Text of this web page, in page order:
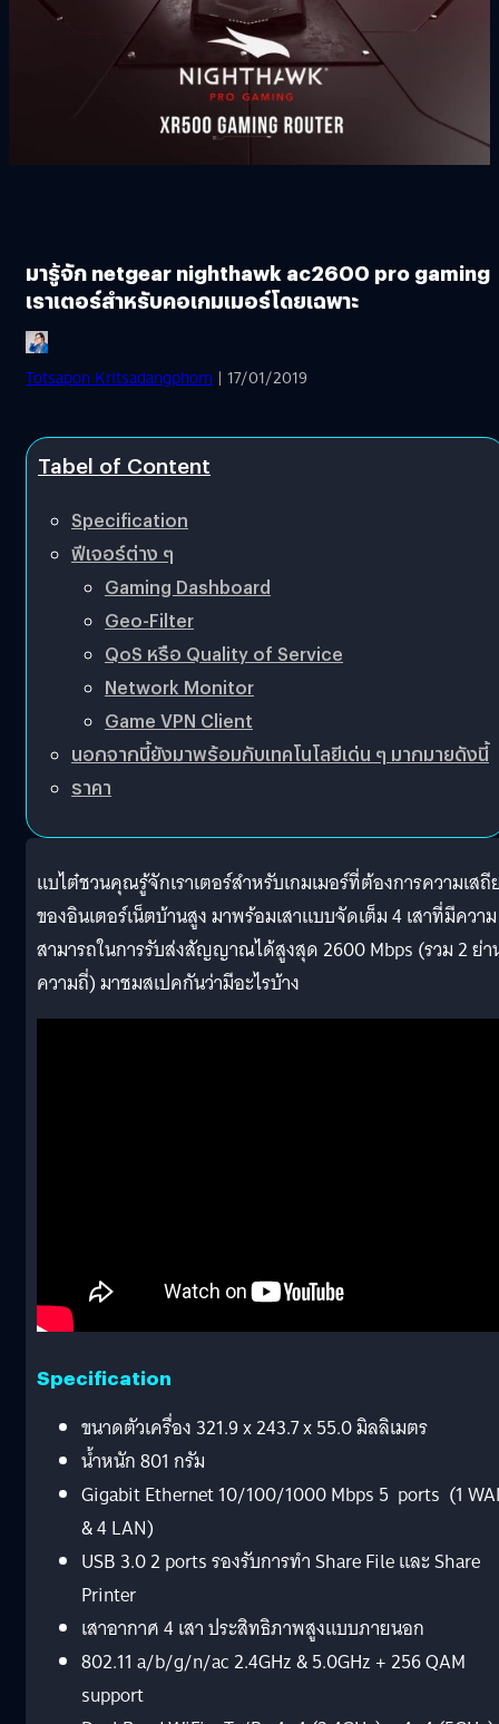
มารู้จัก netgear nighthawk ac2600 pro gaming
เราเตอร์สำหรับคอเกมเมอร์โดยเฉพาะ
Totsapon Kritsadangphorn | 17/01/2019
Tabel of Content
Specification
ฟีเจอร์ต่าง ๆ
Gaming Dashboard
Geo-Filter
QoS หรือ Quality of Service
Network Monitor
Game VPN Client
นอกจากนี้ยังมาพร้อมกับเทคโนโลยีเด่น ๆ มากมายดังนี้
ราคา
แบไต๋ชวนคุณรู้จักเราเตอร์สำหรับเกมเมอร์ที่ต้องการความเสถี
ของอินเตอร์เน็ตบ้านสูง มาพร้อมเสาแบบจัดเต็ม 4 เสาที่มีความ
สามารถในการรับส่งสัญญาณได้สูงสุด 2600 Mbps (รวม 2 ย่า
ความถี่) มาชมสเปคกันว่ามีอะไรบ้าง
Specification
ขนาดตัวเครื่อง 321.9 x 243.7 x 55.0 มิลลิเมตร
น้ำหนัก 801 กรัม
Gigabit Ethernet 10/100/1000 Mbps 5 ports (1
& 4 LAN)
USB 3.0 2 ports รองรับการทำ Share File และ Share
Printer
เสาอากาศ 4 เสา ประสิทธิภาพสูงแบบภายนอก
802.11 a/b/g/n/ac 2.4GHz & 5.0GHz + 256 QAM
support